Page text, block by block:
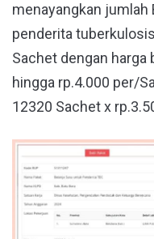
menayangkan
penderita
Sachet dengan harga
hingga rp.4.000 per/
12320 Sachet x